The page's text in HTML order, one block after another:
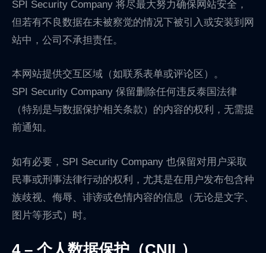
SPI Security Company 将尽最大努力确保网站安全，
但若有不良数据在未被察觉的情况下被引入或安装到网
站中，公司不承担责任。
本网站提供交互区域（如联系表单或评论区）。
SPI Security Company 保留删除任何违反泰国法律
（特别是与数据保护相关条款）的内容的权利，无需提
前通知。
如有必要，SPI Security Company 也保留对用户采取
民事或刑事法律行动的权利，尤其是在用户发布包含种
族歧视、侮辱、诽谤或色情内容的信息（无论是文字、
图片等形式）时。
4 – 个人数据保护（CNIL）